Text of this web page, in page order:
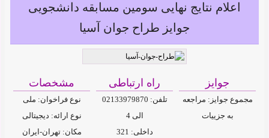
اعلام نتایج نهایی سومین مسابقه دانشجویی
جوایز طراح جوان آسیا
جوایز
مجموع جوایز: مراجعه
به جزییات
راه ارتباطی
تلفن: 02133979870
الی 4
داخلی: 321
مشخصات
نوع فراخوان: ملی
نوع ارائه: دیجیتالی
مکان: تهران-ایران